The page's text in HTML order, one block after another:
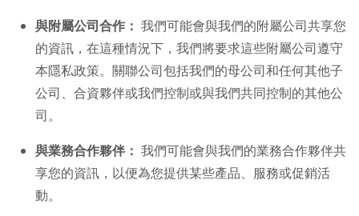
與附屬公司合作： 我們可能會與我們的附屬公司共享您
的資訊，在這種情況下，我們將要求這些附屬公司遵守
本隱私政策。關聯公司包括我們的母公司和任何其他子
公司、合資夥伴或我們控制或與我們共同控制的其他公
司。
與業務合作夥伴： 我們可能會與我們的業務合作夥伴共
享您的資訊，以便為您提供某些產品、服務或促銷活
動。